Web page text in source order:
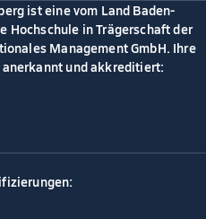
ist eine vom Land Baden-
Hochschule in Trägerschaft der
Management GmbH. Ihre
und akkreditiert: